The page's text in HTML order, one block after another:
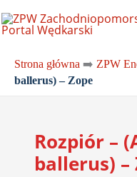
do
Strona główna ➡️ ZPW
ballerus) – Zope
Rozpiór –
ballerus) –